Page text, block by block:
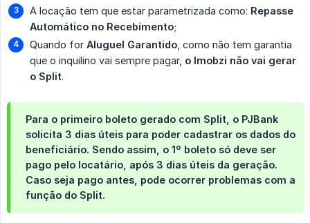
A locação tem que estar parametrizada como: Repasse
Automático no Recebimento;
Quando for Aluguel Garantido , como não tem garantia
que o inquilino vai sempre pagar, o Imobzi não vai gerar
o Split.
Para o primeiro boleto gerado com Split, o PJBank
solicita 3 dias úteis para poder cadastrar os dados do
beneficiário. Sendo assim, o 1º boleto só deve ser
pago pelo locatário, após 3 dias úteis da geração.
Caso seja pago antes, pode ocorrer problemas com a
função do Split.